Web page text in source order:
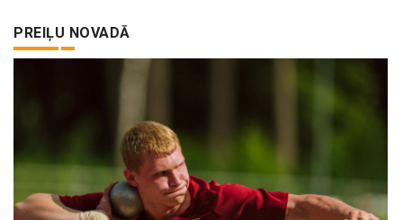
PREIĻU NOVADĀ